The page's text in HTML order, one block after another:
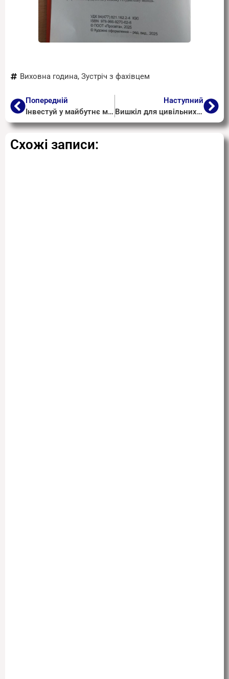
Виховна година, Зустріч з фахівцем
Попередній
Інвестуй у майбутнє молоді: подавай проєкт до УМФ
Наступний
Вишкіл для цивільних від «Рейду» у Полтаві
Схожі записи: